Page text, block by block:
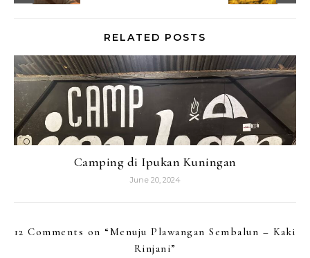
RELATED POSTS
Camping di Ipukan Kuningan
June 20, 2024
12 Comments on “Menuju Plawangan Sembalun – Kaki
Rinjani”